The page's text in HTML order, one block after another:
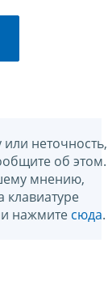
неточность,
об этом.
мнению,
нажмите сюда.